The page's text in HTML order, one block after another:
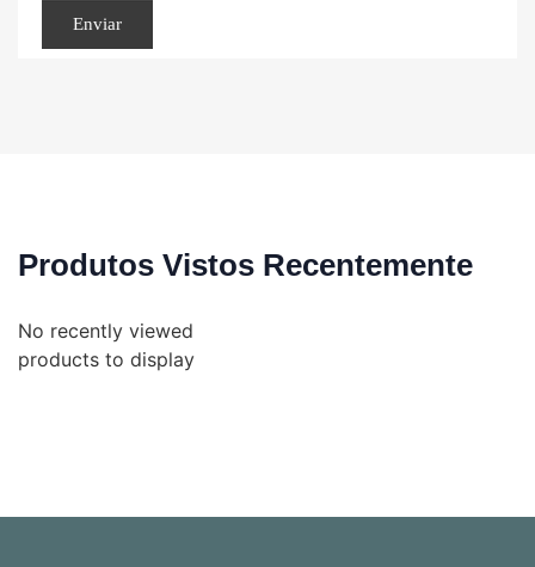
Produtos Vistos Recentemente
No recently viewed
products to display